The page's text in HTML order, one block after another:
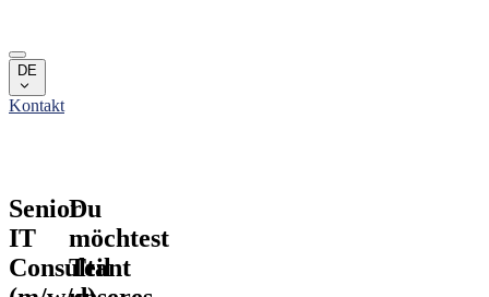
Über uns
Leistungen
Campus
Über uns
Team
Karriere
DE
Kontakt
Senior
IT
Consultant
Du
möchtest
Teil